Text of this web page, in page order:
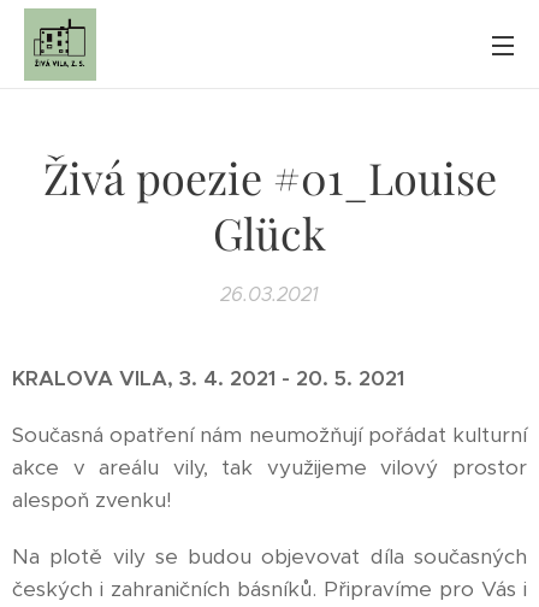
Živá poezie #01_Louise
Glück
26.03.2021
KRALOVA VILA, 3. 4. 2021 - 20. 5. 2021
Současná opatření nám neumožňují pořádat kulturní
akce v areálu vily, tak využijeme vilový prostor
alespoň zvenku!
Na plotě vily se budou objevovat díla současných
českých i zahraničních básníků. Připravíme pro Vás i